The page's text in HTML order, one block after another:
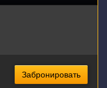
Забронировать